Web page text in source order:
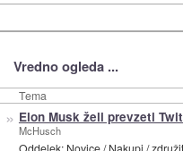
Vredno ogleda ...
Tema
» Elon Musk želi prevzeti
McHusch
Oddelek: Novice/Nakupi /